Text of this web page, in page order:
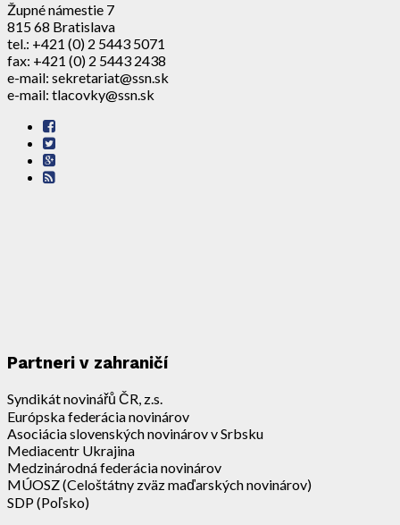
Župné námestie 7
815 68 Bratislava
tel.: +421 (0) 2 5443 5071
fax: +421 (0) 2 5443 2438
e-mail: sekretariat@ssn.sk
e-mail: tlacovky@ssn.sk
Partneri v zahraničí
Syndikát novinářů ČR, z.s.
Európska federácia novinárov
Asociácia slovenských novinárov v Srbsku
Mediacentr Ukrajina
Medzinárodná federácia novinárov
MÚOSZ (Celoštátny zväz maďarských novinárov)
SDP (Poľsko)